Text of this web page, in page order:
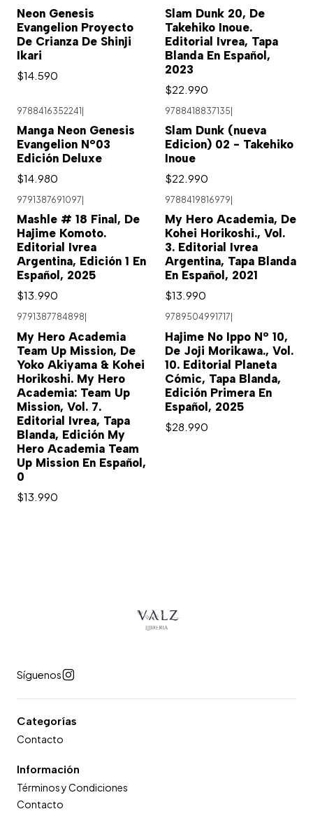
Neon Genesis
Evangelion Proyecto
De Crianza De Shinji
Ikari
$14.590
Slam Dunk 20, De
Takehiko Inoue.
Editorial Ivrea, Tapa
Blanda En Español,
2023
$22.990
9788416352241|
Manga Neon Genesis
Evangelion N°03
Edición Deluxe
$14.980
9788418837135|
Slam Dunk (nueva
Edicion) 02 - Takehiko
Inoue
$22.990
9791387691097
Mashle # 18 Final, De
Hajime Komoto.
Editorial Ivrea
Argentina, Edición 1 En
Español, 2025
$13.990
9788419816979
My Hero Academia, De
Kohei Horikoshi., Vol.
3. Editorial Ivrea
Argentina, Tapa Blanda
En Español, 2021
$13.990
9791387784898
My Hero Academia
Team Up Mission, De
Yoko Akiyama & Kohei
Horikoshi. My Hero
Academia: Team Up
Mission, Vol. 7.
Editorial Ivrea, Tapa
Blanda, Edición My
Hero Academia Team
Up Mission En Español,
0
$13.990
9789504991717
Hajime No Ippo Nº 10,
De Joji Morikawa., Vol.
10. Editorial Planeta
Cómic, Tapa Blanda,
Edición Primera En
Español, 2025
$28.990
Síguenos
Categorías
Contacto
Información
Términos y Condiciones
Contacto